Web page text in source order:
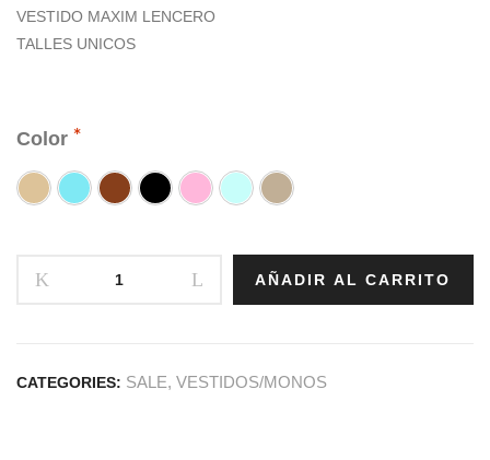
VESTIDO MAXIM LENCERO
TALLES UNICOS
Color
AÑADIR AL CARRITO
CATEGORIES: SALE, VESTIDOS/MONOS